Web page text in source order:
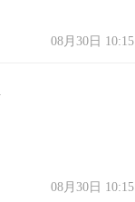
08月30日 10:15
08月30日 10:15